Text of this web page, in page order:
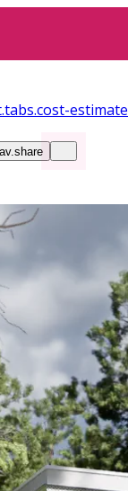
estimate